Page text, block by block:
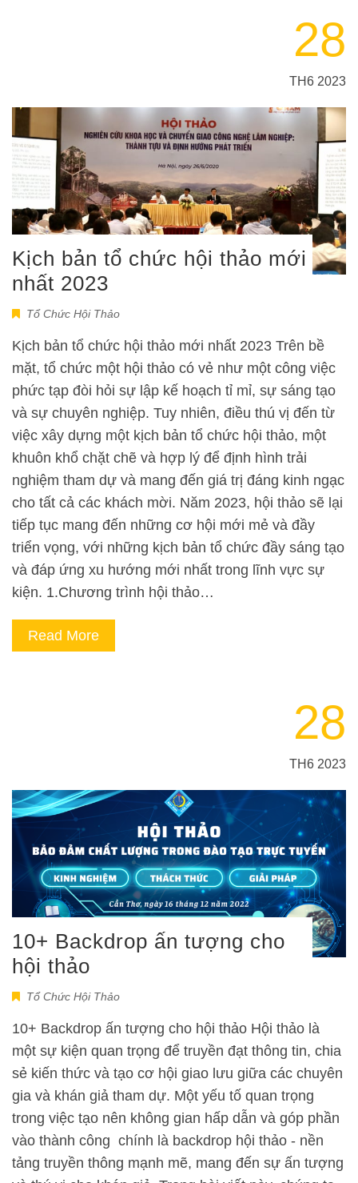
28
TH6 2023
Kịch bản tổ chức hội thảo mới
nhất 2023
Tổ Chức Hội Thảo
Kịch bản tổ chức hội thảo mới nhất 2023 Trên bề
mặt, tổ chức một hội thảo có vẻ như một công việc
phức tạp đòi hỏi sự lập kế hoạch tỉ mỉ, sự sáng tạo
và sự chuyên nghiệp. Tuy nhiên, điều thú vị đến từ
việc xây dựng một kịch bản tổ chức hội thảo, một
khuôn khổ chặt chẽ và hợp lý để định hình trải
nghiệm tham dự và mang đến giá trị đáng kinh ngạc
cho tất cả các khách mời. Năm 2023, hội thảo sẽ lại
tiếp tục mang đến những cơ hội mới mẻ và đầy
triển vọng, với những kịch bản tổ chức đầy sáng tạo
và đáp ứng xu hướng mới nhất trong lĩnh vực sự
kiện. 1.Chương trình hội thảo…
Read More
28
TH6 2023
10+ Backdrop ấn tượng cho
hội thảo
Tổ Chức Hội Thảo
10+ Backdrop ấn tượng cho hội thảo Hội thảo là
một sự kiện quan trọng để truyền đạt thông tin, chia
sẻ kiến thức và tạo cơ hội giao lưu giữa các chuyên
gia và khán giả tham dự. Một yếu tố quan trọng
trong việc tạo nên không gian hấp dẫn và góp phần
vào thành công chính là backdrop hội thảo - nền
tảng truyền thông mạnh mẽ, mang đến sự ấn tượng